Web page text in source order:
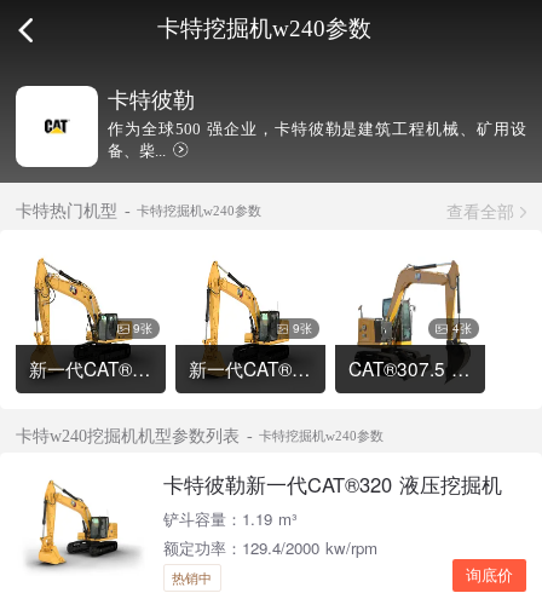
卡特挖掘机w240参数
卡特彼勒
作为全球500 强企业，卡特彼勒是建筑工程机械、矿用设
备、柴...
卡特热门机型 卡特挖掘机w240参数 查看全部
9张
新一代CAT®336 液压挖掘机
9张
新一代CAT®320 液压挖掘机
4张
CAT®307.5 液压挖掘机
卡特w240挖掘机机型参数列表 卡特挖掘机w240参数
卡特彼勒新一代CAT®320 液压挖掘机
铲斗容量：1.19 m³
额定功率：129.4/2000 kw/rpm
热销中 询底价